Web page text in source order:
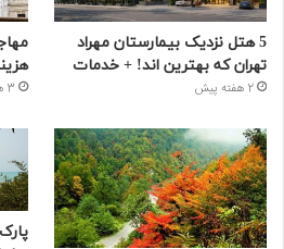
5 هتل نزدیک بیمارستان مهراد
تهران که بهترین‌ اند! + خدمات
2 هفته پیش 3 هفته پیش